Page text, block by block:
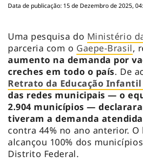
Data de publicação: 15 de Dezembro de 2025,
Uma pesquisa do Ministério
parceria com o Gaepe-Brasil,
aumento na demanda por
creches em todo o país. De
Retrato da Educação Infantil
das redes municipais — o
2.904 municípios —
tiveram a demanda
contra 44% no ano anterior.
alcançou 100% dos
Distrito Federal.